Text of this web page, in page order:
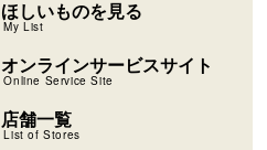
ほしいものを見る
My List
オンラインサービスサイト
Online Service Site
店舗一覧
List of Stores